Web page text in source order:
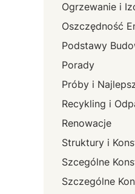
Ogrzewanie i
Oszczędność
Podstawy
Porady
Próby i
Recykling i
Renowacje
Struktury i
Szcególne
Szczególne